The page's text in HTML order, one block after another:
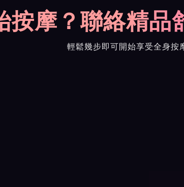
按摩？聯絡精品
輕鬆幾步即可開始享受全身按